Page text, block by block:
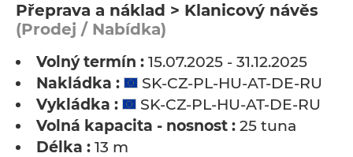
Přeprava a náklad > Klanicový návěs
(Prodej / Nabídka)
Volný termín : 15.07.2025 - 31.12.2025
Nakládka :
SK-CZ-PL-HU-AT-DE-RU
Vykládka :
SK-CZ-PL-HU-AT-DE-RU
Volná kapacita - nosnost : 25 tuna
Délka : 13 m